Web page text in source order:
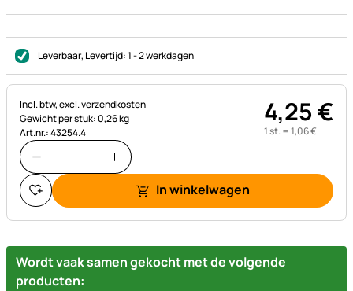
Leverbaar, Levertijd:1 - 2 werkdagen
Belastinginformatie:
Incl. btw,excl. verzendkosten
Gewicht per stuk: 0,26 kg
Art.nr.: 43254.4
4,25€
1 st. =1,06€
In winkelwagen
Wordt vaak samen gekocht met de volgende
producten: